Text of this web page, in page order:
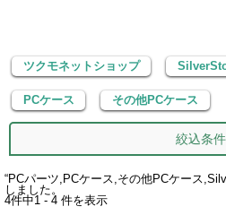
ツクモネットショップ
PCケース その他PCケース
絞込条件
“PCパーツ,PCケース,その他PCケース
しました。
4件中1 - 4 件を表示